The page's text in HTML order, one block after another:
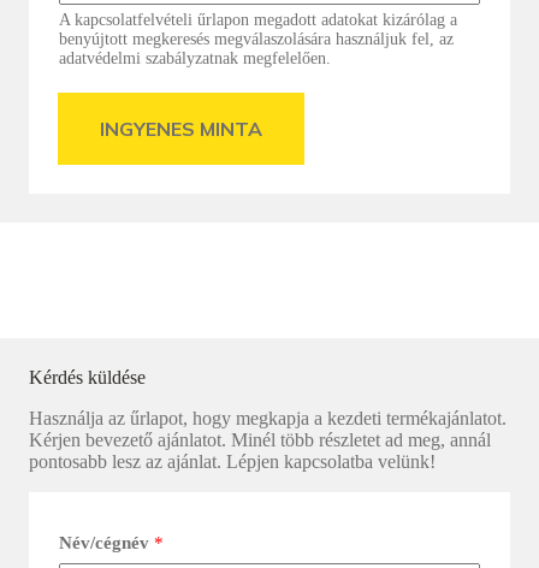
A kapcsolatfelvételi űrlapon megadott adatokat kizárólag a
benyújtott megkeresés megválaszolására használjuk fel, az
adatvédelmi szabályzatnak megfelelően.
INGYENES MINTA
Kérdés küldése
Használja az űrlapot, hogy megkapja a kezdeti termékajánlatot.
Kérjen bevezető ajánlatot. Minél több részletet ad meg, annál
pontosabb lesz az ajánlat. Lépjen kapcsolatba velünk!
Név/cégnév *